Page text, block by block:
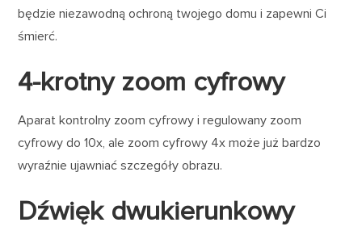
będzie niezawodną ochroną twojego domu i zapewni Ci
śmierć.
4-krotny zoom cyfrowy
Aparat kontrolny zoom cyfrowy i regulowany zoom
cyfrowy do 10x, ale zoom cyfrowy 4x może już bardzo
wyraźnie ujawniać szczegóły obrazu.
Dźwięk dwukierunkowy